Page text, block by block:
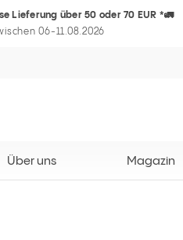
Lieferung über 50 oder 70 EUR *🚛
06-11.08.2026
Über unsMagazin
Über uns Magazin